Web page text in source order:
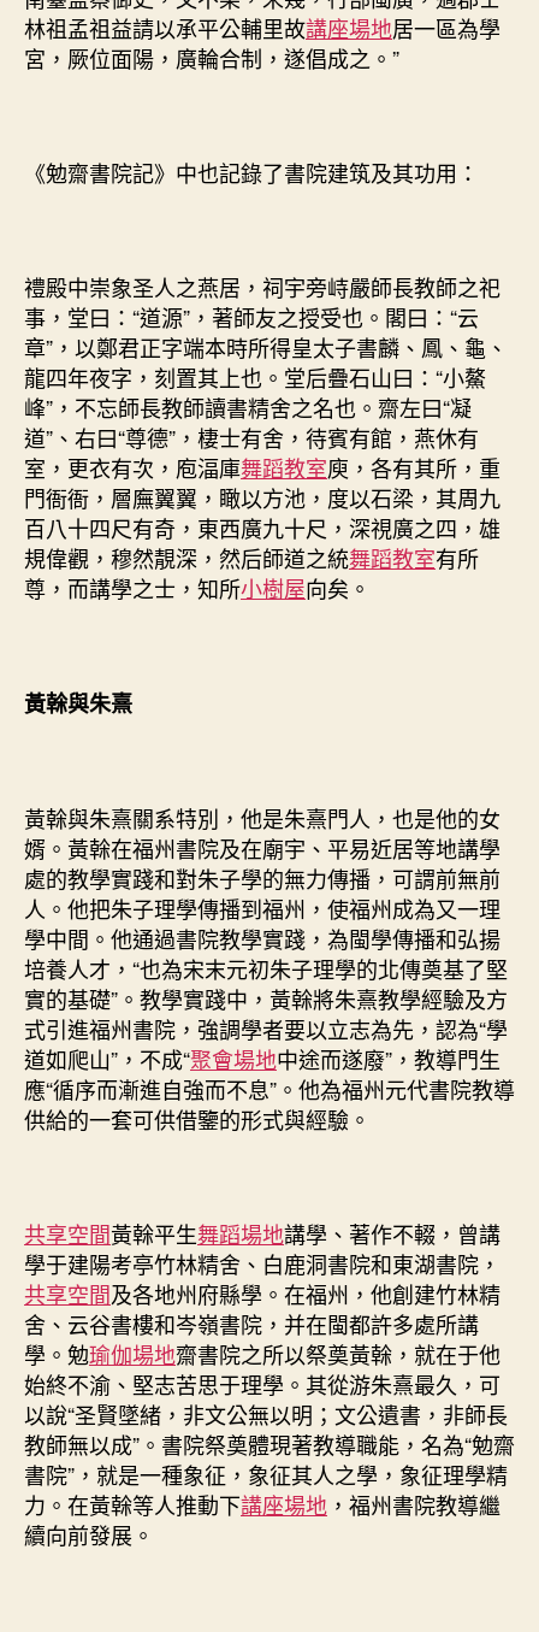
林祖孟祖益請以承平公輔里故講座場地居一區為學
宮，厥位面陽，廣輪合制，遂倡成之。”
《勉齋書院記》中也記錄了書院建筑及其功用：
禮殿中崇象圣人之燕居，祠宇旁峙嚴師長教師之祀
事，堂曰：“道源”，著師友之授受也。閣曰：“云
章”，以鄭君正字端本時所得皇太子書麟、鳳、龜、
龍四年夜字，刻置其上也。堂后疊石山曰：“小鰲
峰”，不忘師長教師讀書精舍之名也。齋左曰“凝
道”、右曰“尊德”，棲士有舍，待賓有館，燕休有
室，更衣有次，庖湢庫舞蹈教室庾，各有其所，重
門衙衙，層廡翼翼，瞰以方池，度以石梁，其周九
百八十四尺有奇，東西廣九十尺，深視廣之四，雄
規偉觀，穆然靚深，然后師道之統舞蹈教室有所
尊，而講學之士，知所小樹屋向矣。
黃榦與朱熹
黃榦與朱熹關系特別，他是朱熹門人，也是他的女
婿。黃榦在福州書院及在廟宇、平易近居等地講學
處的教學實踐和對朱子學的無力傳播，可謂前無前
人。他把朱子理學傳播到福州，使福州成為又一理
學中間。他通過書院教學實踐，為閩學傳播和弘揚
培養人才，“也為宋末元初朱子理學的北傳奠基了堅
實的基礎”。教學實踐中，黃榦將朱熹教學經驗及方
式引進福州書院，強調學者要以立志為先，認為“學
道如爬山”，不成“聚會場地中途而遂廢”，教導門生
應“循序而漸進自強而不息”。他為福州元代書院教導
供給的一套可供借鑒的形式與經驗。
共享空間黃榦平生舞蹈場地講學、著作不輟，曾講
學于建陽考亭竹林精舍、白鹿洞書院和東湖書院，
共享空間及各地州府縣學。在福州，他創建竹林精
舍、云谷書樓和岑嶺書院，并在閩都許多處所講
學。勉瑜伽場地齋書院之所以祭奠黃榦，就在于他
始終不渝、堅志苦思于理學。其從游朱熹最久，可
以說“圣賢墜緒，非文公無以明；文公遺書，非師長
教師無以成”。書院祭奠體現著教導職能，名為“勉齋
書院”，就是一種象征，象征其人之學，象征理學精
力。在黃榦等人推動下講座場地 ，福州書院教導繼
續向前發展。